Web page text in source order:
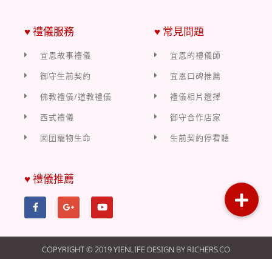
♥ 禮儀服務
宜恩故事禮儀
御守生前契約
佛教禮儀/道教禮儀
西式禮儀
囡囝寵物生命
♥ 常見問題
宜恩的禮儀師
宜恩口碑推薦
禮儀相片選擇
御守合作店家
生前契約停看聽
♥ 禮儀推薦
COPYRIGHT © 2019 YIENLIFE DESIGN BY RICHERS.CO